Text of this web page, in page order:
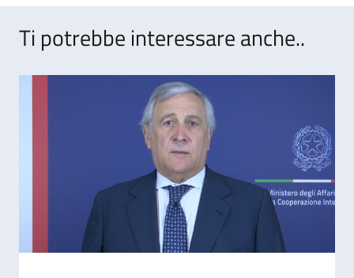
Ti potrebbe interessare anche..